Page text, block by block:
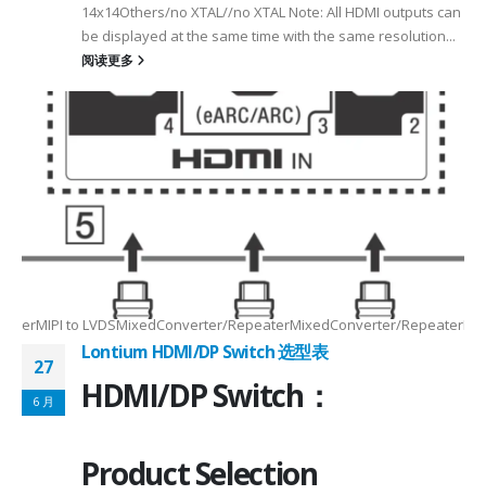
Max2.5Gbps MaxLanes/Port××1/2/3/4configurable1/2/3/
for CSI×TTL××××24bit RGBBT656/BT112024bit RGBBT656/
Max148.5MHz Max×200MHz Max154MHz Max297MHz
Max2.5Gbps Max×Lanes/Port1/2/3/4configurable1/2/3/
to LVDSMixedConverter/RepeaterMixedConverter/
14x14Others/no XTAL//no XTAL Note: All HDMI outputs can
be displayed at the same time with the same resolution...
阅读更多
27
6 月
Lontium HDMI/DP Switch 选型表
HDMI/DP Switch：
Product Selection